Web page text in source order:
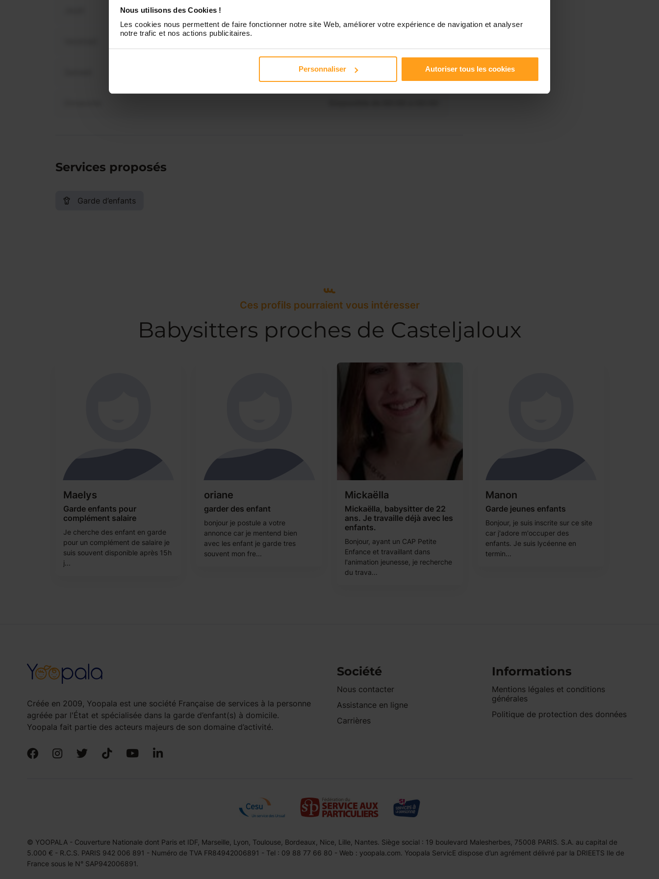
Nous utilisons des Cookies !
Les cookies nous permettent de faire fonctionner notre site Web, améliorer votre expérience de navigation et analyser
notre trafic et nos actions publicitaires.
Personnaliser Autoriser tous les cookies
Disponible de 00:00 à 00:00
Contactez-nous
Services proposés
Garde d’enfants
Ces profils pourraient vous intéresser
Babysitters proches de Casteljaloux
Maelys
Garde enfants pour
complément salaire
Je cherche des enfant en garde
pour un complément de salaire je
suis souvent disponible après 15h
j...
oriane
garder des enfant
bonjour je postule a votre
annonce car je mentend bien
avec les enfant je garde tres
souvent mon fre...
Mickaëlla
Mickaëlla, babysitter de 22
ans. Je travaille déjà avec les
enfants.
Bonjour, ayant un CAP Petite
Enfance et travaillant dans
l'animation jeunesse, je recherche
du trava...
Manon
Garde jeunes enfants
Bonjour, je suis inscrite sur ce site
car j'adore m'occuper des
enfants. Je suis lycéenne en
termin...
Créée en 2009, Yoopala est une société Française de services à la personne
agréée par l'État et spécialisée dans la garde d’enfant(s) à domicile.
Yoopala fait partie des acteurs majeurs de son domaine d’activité.
Société
Nous contacter
Assistance en ligne
Carrières
Informations
Mentions légales et conditions
générales
Politique de protection des données
© YOOPALA - Couverture Nationale dont Paris et IDF, Marseille, Lyon, Toulouse, Bordeaux, Nice, Lille, Nantes. Siège social : 19 boulevard Malesherbes, 75008 PARIS. S.A. au capital de
5.000 € - R.C.S. PARIS 942 006 891 - Numéro de TVA FR84942006891 - Tel : 09 88 77 66 80 - Web : yoopala.com. Yoopala ServicE dispose d’un agrément délivré par la DRIEETS Ile de
France sous le N° SAP942006891.